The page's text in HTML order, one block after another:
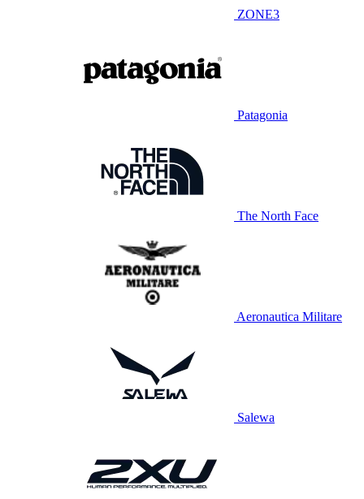
ZONE3
Patagonia
The North Face
Aeronautica Militare
Salewa